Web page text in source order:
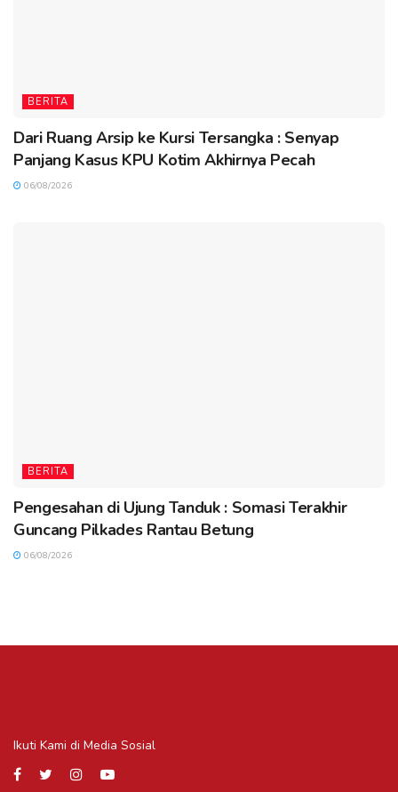
BERITA
Dari Ruang Arsip ke Kursi Tersangka : Senyap
Panjang Kasus KPU Kotim Akhirnya Pecah
06/08/2026
BERITA
Pengesahan di Ujung Tanduk : Somasi Terakhir
Guncang Pilkades Rantau Betung
06/08/2026
Ikuti Kami di Media Sosial